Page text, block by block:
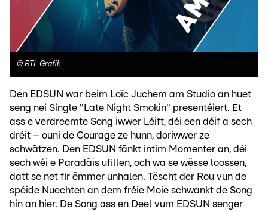
© RTL Grafik
Den EDSUN war beim Loïc Juchem am Studio an huet
seng nei Single "Late Night Smokin" presentéiert. Et
ass e verdreemte Song iwwer Léift, déi een déif a sech
dréit – ouni de Courage ze hunn, doriwwer ze
schwätzen. Den EDSUN fänkt intim Momenter an, déi
sech wéi e Paradäis ufillen, och wa se wësse loossen,
datt se net fir ëmmer unhalen. Tëscht der Rou vun de
spéide Nuechten an dem fréie Moie schwankt de Song
hin an hier. De Song ass en Deel vum EDSUN senger